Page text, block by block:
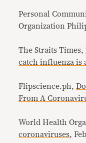
Personal
Organization
The Straits Times,
catch influenza is
Flipscience.ph,
From A
World Health
coronaviruses,